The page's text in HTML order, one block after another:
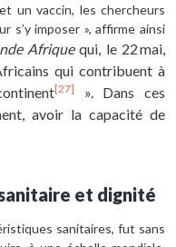
un vaccin, les chercheurs
s’y imposer », affirme ainsi
Afriquequi, le 22 mai,
qui contribuent à
[27]
». Dans ces
avoir la capacité de
et dignité
sanitaires, fut sans